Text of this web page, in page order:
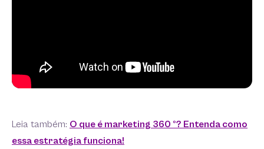
Leia também: O que é marketing 360 º? Entenda como
essa estratégia funciona!